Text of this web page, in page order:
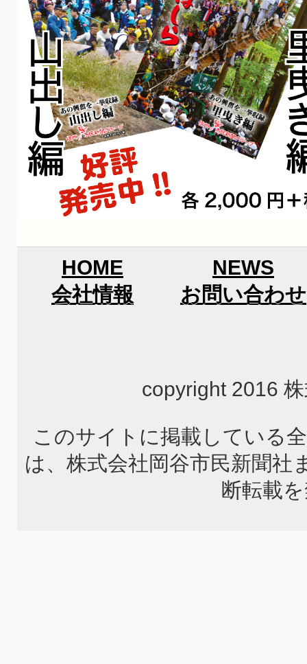
HOME
NEWS
会社情報
お問い合わせ
copyright 2016
このサイトに掲載している
は、株式会社岡谷市民新聞社
断転載